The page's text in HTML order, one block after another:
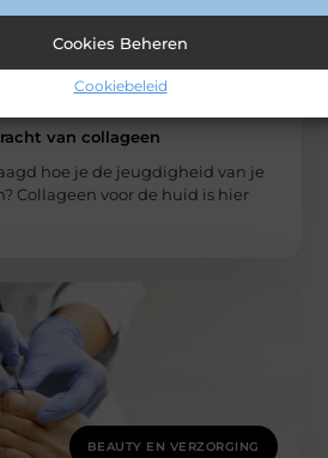
Cookies Beheren
Cookiebeleid
BEAUTY EN VERZORGING
van collageen
hoe je de jeugdigheid van je
Collageen voor de huid is hier
BEAUTY EN VERZORGING